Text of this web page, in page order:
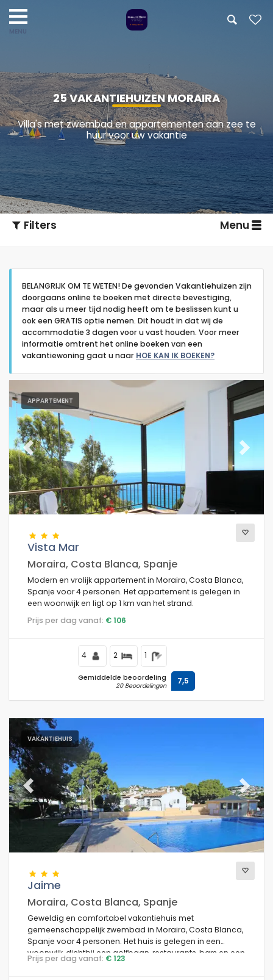
25 VAKANTIEHUIZEN MORAIRA
Villa's met zwembad en appartementen aan zee te
huur voor uw vakantie
Filters Menu
Type accommodatie
Personen
Slaapkamers
Badkamers
Populaire diensten
Voorwaarden
Afstanden
Comfort
Diensten
Uitzichten
Extra categorieën
BELANGRIJK OM TE WETEN! De gevonden Vakantiehuizen zijn
doorgaans online te boeken met directe bevestiging,
maar als u meer tijd nodig heeft om te beslissen kunt u
ook een GRATIS optie nemen. Dit houdt in dat wij de
accommodatie 3 dagen voor u vast houden. Voor meer
informatie omtrent het online boeken van een
vakantiewoning gaat u naar HOE KAN IK BOEKEN?
APPARTEMENT
Previous Next
Vista Mar
Moraira, Costa Blanca, Spanje
Modern en vrolijk appartement in Moraira, Costa Blanca,
Spanje voor 4 personen. Het appartement is gelegen in
een woonwijk en ligt op 1 km van het strand.
Prijs per dag vanaf: € 106
4 2 1
Gemiddelde beoordeling
20 Beoordelingen 7,5
VAKANTIEHUIS
Previous Next
Jaime
Moraira, Costa Blanca, Spanje
Geweldig en comfortabel vakantiehuis met
gemeenschappelijk zwembad in Moraira, Costa Blanca,
Spanje voor 4 personen. Het huis is gelegen in een
woonwijk, dichtbij een golfbaan, restaurants, bars en een
tennisbaan, en ligt op 3 km van het strand.
Prijs per dag vanaf: € 123